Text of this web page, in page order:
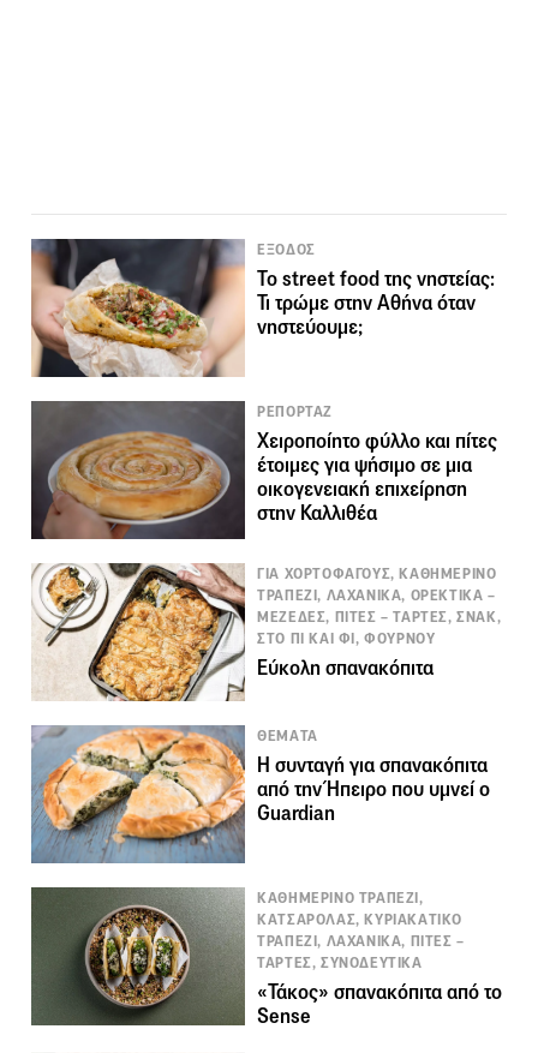
ΕΞΟΔΟΣ
Το street food της νηστείας:
Τι τρώμε στην Αθήνα όταν
νηστεύουμε;
ΡΕΠΟΡΤΑΖ
Χειροποίητο φύλλο και πίτες
έτοιμες για ψήσιμο σε μια
οικογενειακή επιχείρηση
στην Καλλιθέα
ΓΙΑ ΧΟΡΤΟΦΑΓΟΥΣ, ΚΑΘΗΜΕΡΙΝΟ
ΤΡΑΠΕΖΙ, ΛΑΧΑΝΙΚΑ, ΟΡΕΚΤΙΚΑ –
ΜΕΖΕΔΕΣ, ΠΙΤΕΣ – ΤΑΡΤΕΣ, ΣΝΑΚ,
ΣΤΟ ΠΙ ΚΑΙ ΦΙ, ΦΟΥΡΝΟΥ
Εύκολη σπανακόπιτα
ΘΕΜΑΤΑ
Η συνταγή για σπανακόπιτα
από την Ήπειρο που υμνεί ο
Guardian
ΚΑΘΗΜΕΡΙΝΟ ΤΡΑΠΕΖΙ,
ΚΑΤΣΑΡΟΛΑΣ, ΚΥΡΙΑΚΑΤΙΚΟ
ΤΡΑΠΕΖΙ, ΛΑΧΑΝΙΚΑ, ΠΙΤΕΣ –
ΤΑΡΤΕΣ, ΣΥΝΟΔΕΥΤΙΚΑ
«Τάκος» σπανακόπιτα από το
Sense